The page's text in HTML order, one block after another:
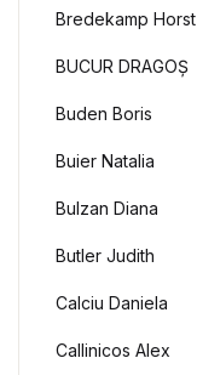
Bredekamp Horst
BUCUR DRAGOȘ
Buden Boris
Buier Natalia
Bulzan Diana
Butler Judith
Calciu Daniela
Callinicos Alex